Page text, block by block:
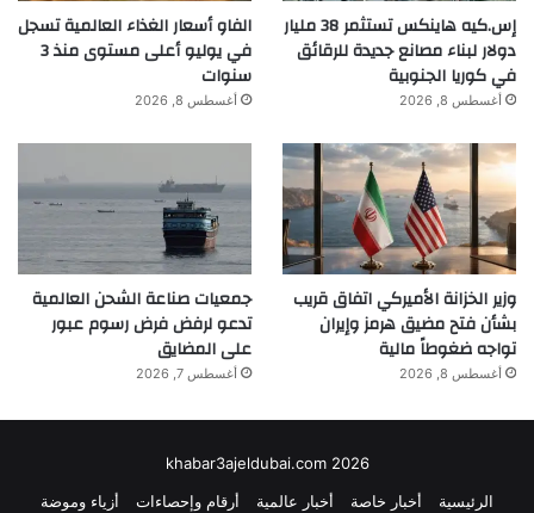
إس.كيه هاينكس تستثمر 38 مليار
دولار لبناء مصانع جديدة للرقائق
في كوريا الجنوبية
أغسطس 8, 2026
الفاو أسعار الغذاء العالمية تسجل
في يوليو أعلى مستوى منذ 3
سنوات
أغسطس 8, 2026
وزير الخزانة الأميركي اتفاق قريب
بشأن فتح مضيق هرمز وإيران
تواجه ضغوطاً مالية
أغسطس 8, 2026
جمعيات صناعة الشحن العالمية
تدعو لرفض فرض رسوم عبور
على المضايق
أغسطس 7, 2026
khabar3ajeldubai.com 2026
الرئيسية
أخبار خاصة أخبار عالمية أرقام وإحصاءات أزياء وموضة